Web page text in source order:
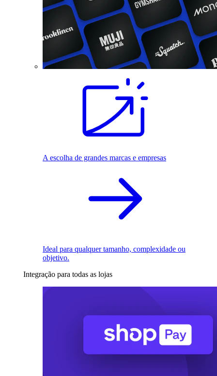
A escolha de grandes marcas e empresas
Ideal para qualquer tamanho, complexidade ou
objetivo.
Integração para todas as lojas